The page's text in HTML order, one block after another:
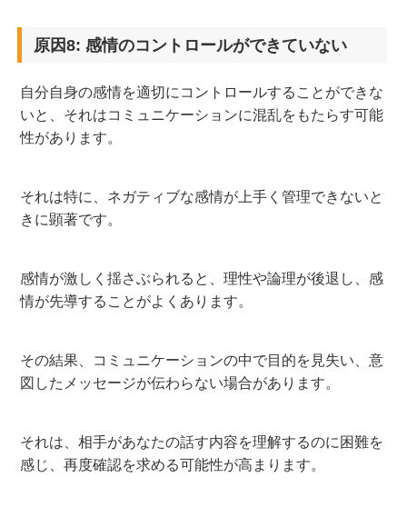
原因8: 感情のコントロールができていない
自分自身の感情を適切にコントロールすることができな
いと、それはコミュニケーションに混乱をもたらす可能
性があります。
それは特に、ネガティブな感情が上手く管理できないと
きに顕著です。
感情が激しく揺さぶられると、理性や論理が後退し、感
情が先導することがよくあります。
その結果、コミュニケーションの中で目的を見失い、意
図したメッセージが伝わらない場合があります。
それは、相手があなたの話す内容を理解するのに困難を
感じ、再度確認を求める可能性が高まります。